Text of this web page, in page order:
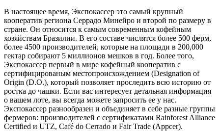
В настоящее время, Экспокассер это самый крупный
кооператив региона Серрадо Минейро и второй по размеру в
стране. Он относится к самым современным кофейным
хозяйствам Бразилии. В его составе числятся более 500 ферм,
более 4500 производителей, которые на площади в 200,000
гектар собирают 5 миллионов мешков в год. Более того,
Экспокассер первый в мире кофейный кооператив с
сертифицированым местопроисхождением (Designation of
Origin (D.O.), который позволяет проследить всю историю от
ростка до чашки. Если вас интересует детальная информация
о вашем лоте, вы всегда можете запросить ее у нас.
Экспокассер разнообразен и объединяет в себе разные группы
фермеров: производителей с сертификатами Rainforest Alliance
Certified и UTZ, Café do Cerrado и Fair Trade (Appcer).